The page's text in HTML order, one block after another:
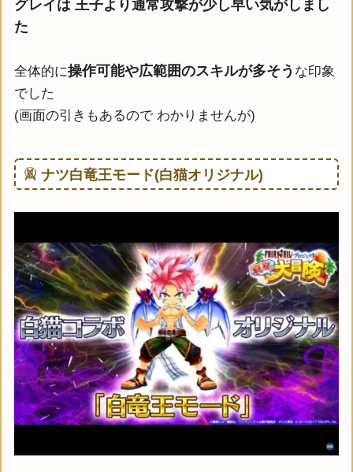
グレイは 王子より通常攻撃が少し早い気がしまし
た
全体的に操作可能や広範囲のスキルが多そう な印象
でした
(画面の引きもあるので わかりませんが)
ナツ白竜王モード(白猫オリジナル)